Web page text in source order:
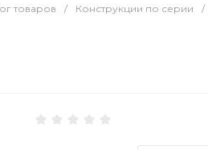
товаров / Конструкции по серии /